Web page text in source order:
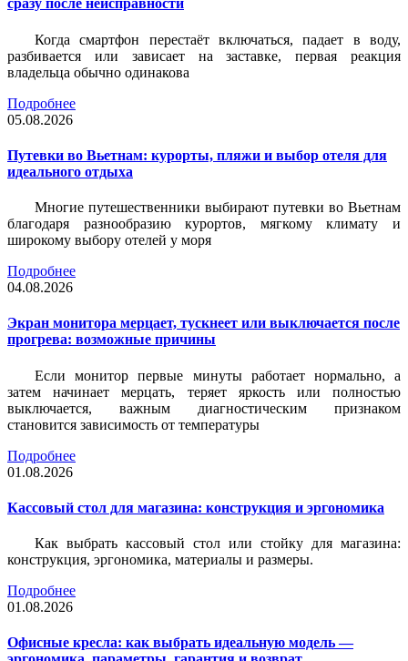
сразу после неисправности
Когда смартфон перестаёт включаться, падает в воду,
разбивается или зависает на заставке, первая реакция
владельца обычно одинакова
Подробнее
05.08.2026
Путевки во Вьетнам: курорты, пляжи и выбор отеля для
идеального отдыха
Многие путешественники выбирают путевки во Вьетнам
благодаря разнообразию курортов, мягкому климату и
широкому выбору отелей у моря
Подробнее
04.08.2026
Экран монитора мерцает, тускнеет или выключается после
прогрева: возможные причины
Если монитор первые минуты работает нормально, а
затем начинает мерцать, теряет яркость или полностью
выключается, важным диагностическим признаком
становится зависимость от температуры
Подробнее
01.08.2026
Кассовый стол для магазина: конструкция и эргономика
Как выбрать кассовый стол или стойку для магазина:
конструкция, эргономика, материалы и размеры.
Подробнее
01.08.2026
Офисные кресла: как выбрать идеальную модель —